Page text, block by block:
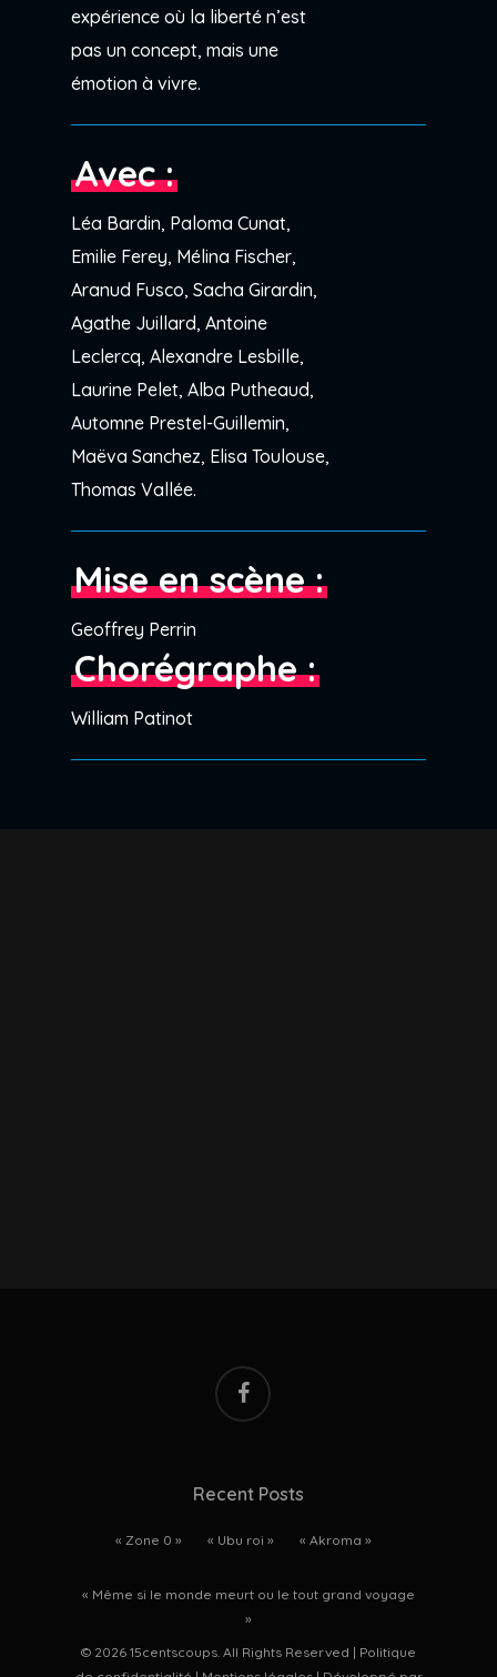
expérience où la liberté n’est
pas un concept, mais une
émotion à vivre.
Avec :
Léa Bardin, Paloma Cunat,
Emilie Ferey, Mélina Fischer,
Aranud Fusco, Sacha Girardin,
Agathe Juillard, Antoine
Leclercq, Alexandre Lesbille,
Laurine Pelet, Alba Putheaud,
Automne Prestel-Guillemin,
Maëva Sanchez, Elisa Toulouse,
Thomas Vallée.
Mise en scène :
Geoffrey Perrin
Chorégraphe :
William Patinot
facebook
Recent Posts
« Zone 0 » « Ubu roi » « Akroma »
« Même si le monde meurt ou le tout grand voyage
»
© 2026 15centscoups. All Rights Reserved | Politique